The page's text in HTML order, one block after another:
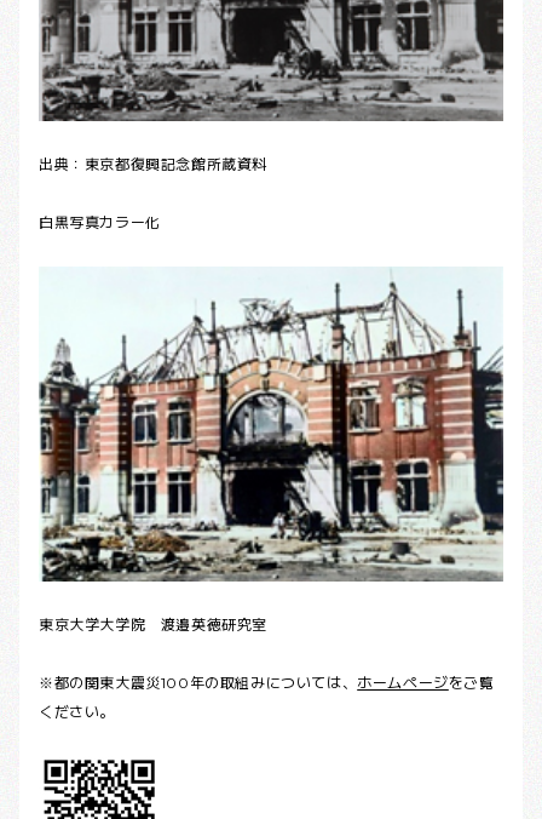
出典：東京都復興記念館所蔵資料
白黒写真カラー化
東京大学大学院 渡邉英徳研究室
※都の関東大震災100年の取組みについては、 ホームページをご覧
ください。